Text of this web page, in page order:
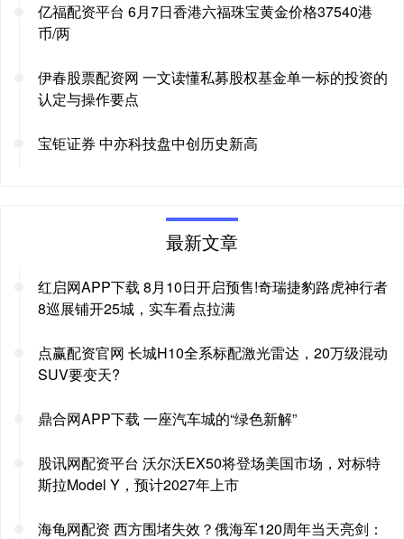
亿福配资平台 6月7日香港六福珠宝黄金价格37540港
币/两
伊春股票配资网 一文读懂私募股权基金单一标的投资的
认定与操作要点
宝钜证券 中亦科技盘中创历史新高
最新文章
红启网APP下载 8月10日开启预售!奇瑞捷豹路虎神行者
8巡展铺开25城，实车看点拉满
点赢配资官网 长城H10全系标配激光雷达，20万级混动
SUV要变天?
鼎合网APP下载 一座汽车城的“绿色新解”
股讯网配资平台 沃尔沃EX50将登场美国市场，对标特
斯拉Model Y，预计2027年上市
海龟网配资 西方围堵失效？俄海军120周年当天亮剑：